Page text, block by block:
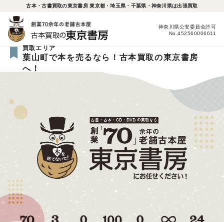
古本・古書買取の東京書房 東京都・埼玉県・千葉県・神奈川県は出張買取
神奈川県公安委員会許可
No.452560006611
買取エリア
葉山町で本を売るなら！古本買取の東京書房
へ！